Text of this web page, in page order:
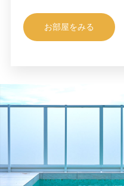
お部屋をみる